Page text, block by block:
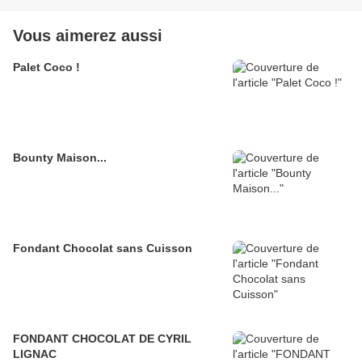
Vous aimerez aussi
Palet Coco !
Bounty Maison...
Fondant Chocolat sans Cuisson
FONDANT CHOCOLAT DE CYRIL
LIGNAC